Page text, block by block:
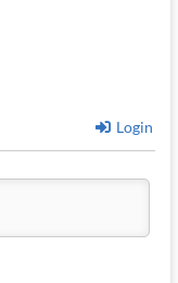
Login